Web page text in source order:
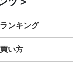
ンキング
い方